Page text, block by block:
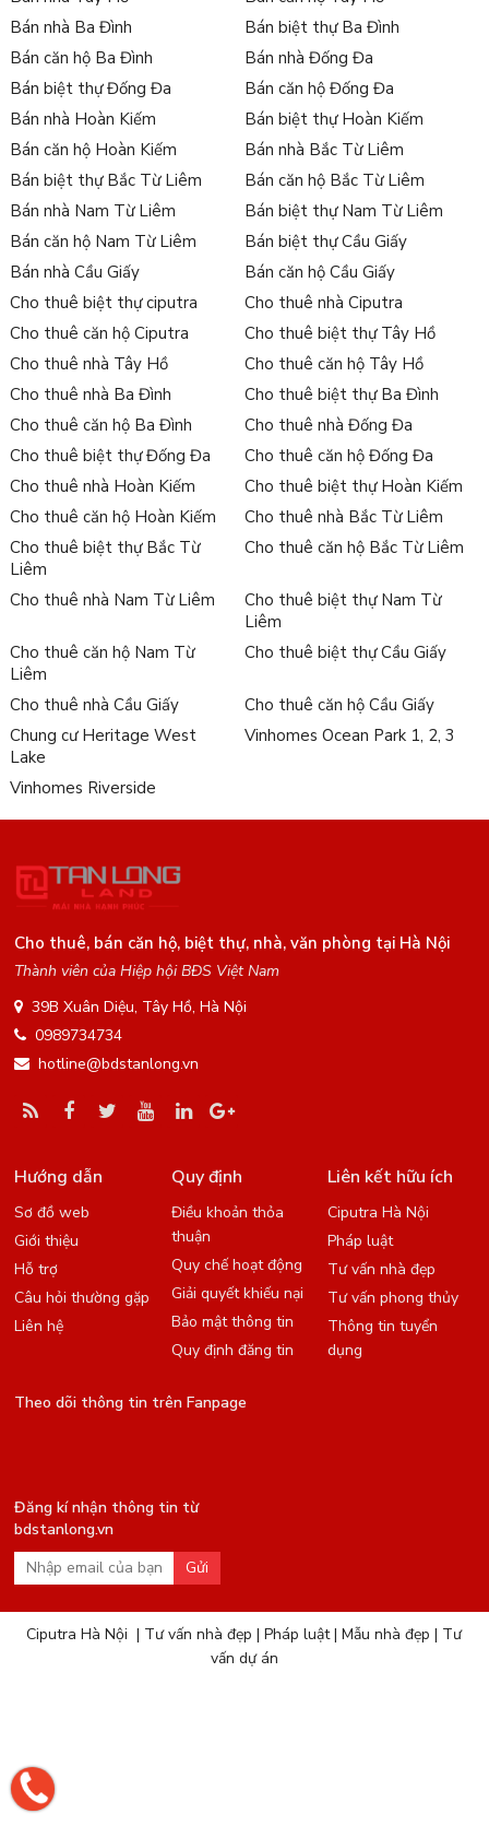
Bán nhà Ba Đình
Bán biệt thự Ba Đình
Bán căn hộ Ba Đình
Bán nhà Đống Đa
Bán biệt thự Đống Đa
Bán căn hộ Đống Đa
Bán nhà Hoàn Kiếm
Bán biệt thự Hoàn Kiếm
Bán căn hộ Hoàn Kiếm
Bán nhà Bắc Từ Liêm
Bán biệt thự Bắc Từ Liêm
Bán căn hộ Bắc Từ Liêm
Bán nhà Nam Từ Liêm
Bán biệt thự Nam Từ Liêm
Bán căn hộ Nam Từ Liêm
Bán biệt thự Cầu Giấy
Bán nhà Cầu Giấy
Bán căn hộ Cầu Giấy
Cho thuê biệt thự ciputra
Cho thuê nhà Ciputra
Cho thuê căn hộ Ciputra
Cho thuê biệt thự Tây Hồ
Cho thuê nhà Tây Hồ
Cho thuê căn hộ Tây Hồ
Cho thuê nhà Ba Đình
Cho thuê biệt thự Ba Đình
Cho thuê căn hộ Ba Đình
Cho thuê nhà Đống Đa
Cho thuê biệt thự Đống Đa
Cho thuê căn hộ Đống Đa
Cho thuê nhà Hoàn Kiếm
Cho thuê biệt thự Hoàn Kiếm
Cho thuê căn hộ Hoàn Kiếm
Cho thuê nhà Bắc Từ Liêm
Cho thuê biệt thự Bắc Từ
Liêm
Cho thuê căn hộ Bắc Từ Liêm
Cho thuê nhà Nam Từ Liêm
Cho thuê biệt thự Nam Từ
Liêm
Cho thuê căn hộ Nam Từ
Liêm
Cho thuê biệt thự Cầu Giấy
Cho thuê nhà Cầu Giấy
Cho thuê căn hộ Cầu Giấy
Chung cư Heritage West
Lake
Vinhomes Ocean Park 1, 2, 3
Vinhomes Riverside
Cho thuê, bán căn hộ, biệt thự, nhà, văn phòng tại Hà Nội
Thành viên của Hiệp hội BĐS Việt Nam
39B Xuân Diệu, Tây Hồ, Hà Nội
0989734734
hotline@bdstanlong.vn
Hướng dẫn
Sơ đồ web
Giới thiệu
Hỗ trợ
Câu hỏi thường gặp
Liên hệ
Quy định
Điều khoản thỏa
thuận
Quy chế hoạt động
Giải quyết khiếu nại
Bảo mật thông tin
Quy định đăng tin
Liên kết hữu ích
Ciputra Hà Nội
Pháp luật
Tư vấn nhà đẹp
Tư vấn phong thủy
Thông tin tuyển
dụng
Theo dõi thông tin trên Fanpage
Đăng kí nhận thông tin từ
bdstanlong.vn
Gửi
Ciputra Hà Nội | Tư vấn nhà đẹp |Pháp luật|Mẫu nhà đẹp | Tư
vấn dự án